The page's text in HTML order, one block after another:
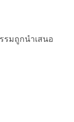
รมถูกนำเสนอ